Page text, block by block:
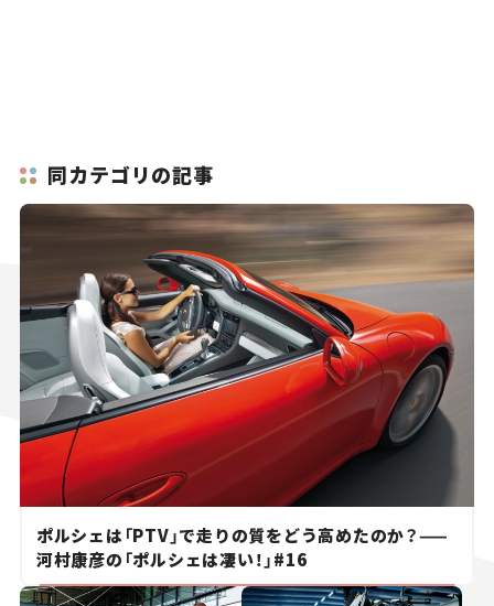
同カテゴリの記事
ポルシェは「PTV」で走りの質をどう高めたのか？——
河村康彦の「ポルシェは凄い！」#16